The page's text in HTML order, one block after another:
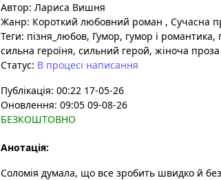
Автор: Лариса Вишня
Жанр: Короткий любовний роман , Сучасна
Теги: пізня_любов, Гумор, гумор і романтика,
сильна героїня, сильний герой, жіноча проза
Статус: В процесі написання
Публікація: 00:22 17-05-26
Оновлення: 09:05 09-08-26
БЕЗКОШТОВНО
Анотація:
Соломія думала, що все зробить швидко й